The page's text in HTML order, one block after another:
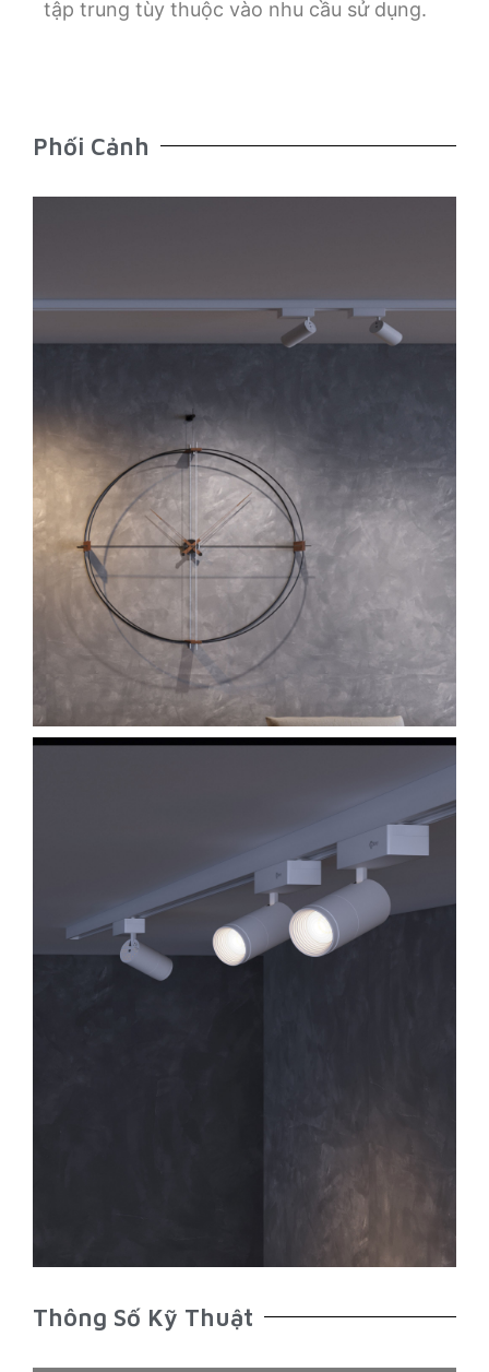
tập trung tùy thuộc vào nhu cầu sử dụng.
Phối Cảnh
Thông Số Kỹ Thuật